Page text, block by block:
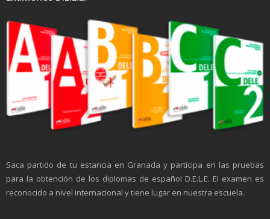
Saca partido de tu estancia en Granada y participa en las pruebas
para la obtención de los diplomas de español D.E.L.E. El examen es
reconocido a nivel internacional y tiene lugar en nuestra escuela.